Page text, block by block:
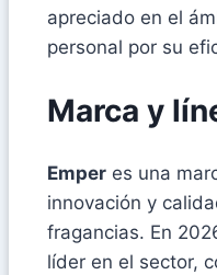
apreciado en el
personal por su
Marca y
Emper es una
innovación y
fragancias. En
líder en el sector,